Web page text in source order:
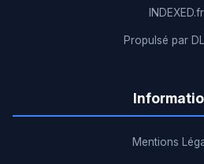
INDEXED.fr
Propulsé par
Mentions